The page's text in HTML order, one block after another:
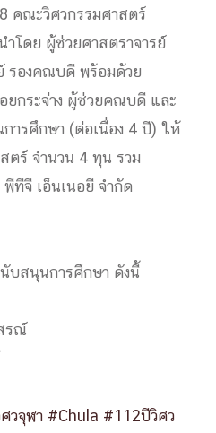
คณะวิศวกรรมศาสตร์
โดย ผู้ช่วยศาสตราจารย์
รองคณบดี พร้อมด้วย
ยกระจ่าง ผู้ช่วยคณบดี และ
รศึกษา (ต่อเนื่อง 4 ปี) ให้
ร์ จำนวน 4 ทุน รวม
ทีจี เอ็นเนอยี จำกัด
บสนุนการศึกษา ดังนี้
รณ์
วจุฬา#Chula #112ปีวิศว